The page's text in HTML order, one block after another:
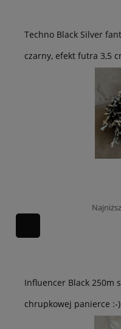
Techno Black Silver
czarny, efekt futra 3,5
Influencer Black 250m
chrupkowej panierce :-)